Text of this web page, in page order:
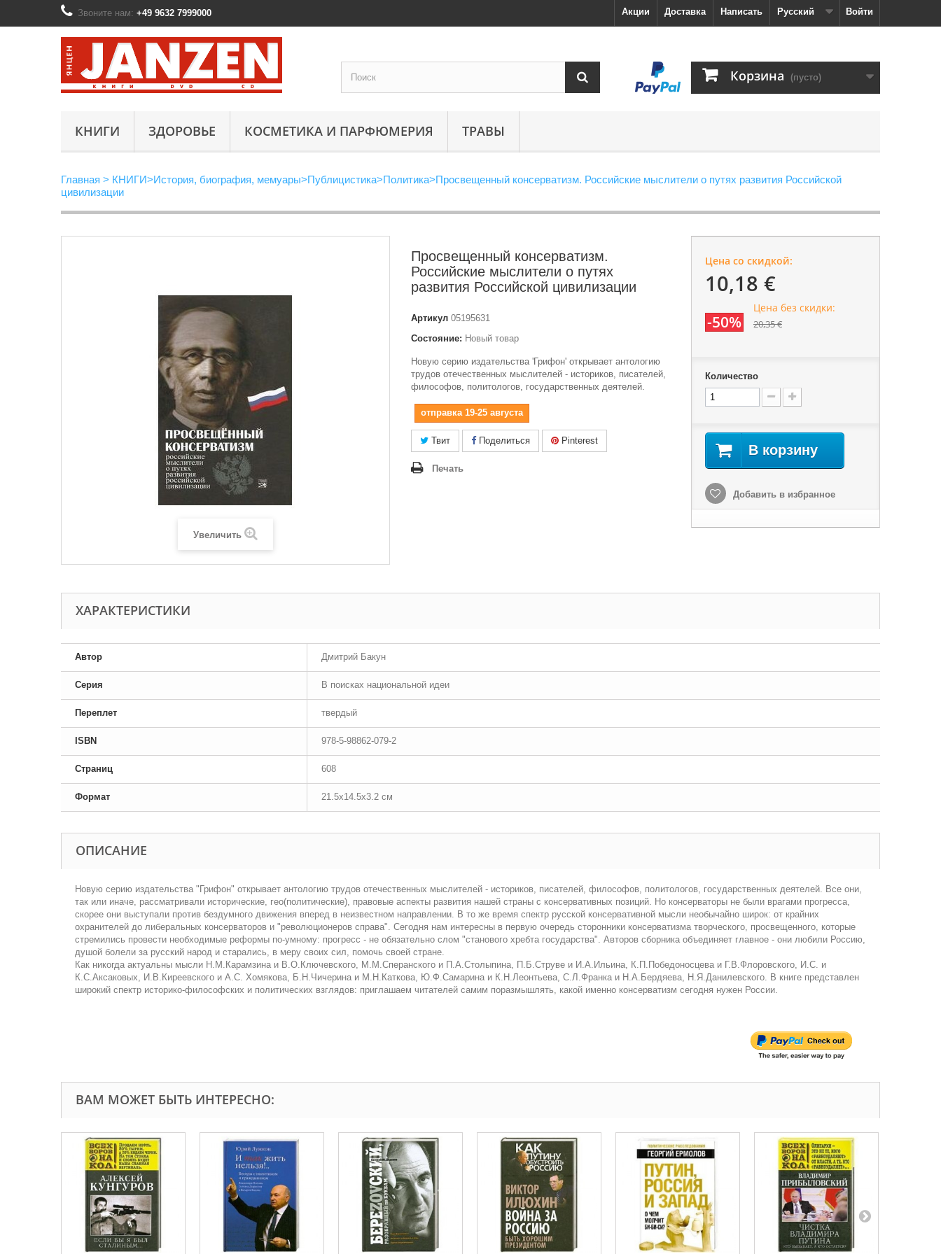
Войти
Русский
Написать
Доставка
Акции
Звоните нам: +49 9632 7999000
Корзина (пусто)
КНИГИ ЗДОРОВЬЕ КОСМЕТИКА И ПАРФЮМЕРИЯ ТРАВЫ
Главная > КНИГИ>История, биография, мемуары>Публицистика>Политика>Просвещенный консерватизм. Российские мыслители о путях развития Российской
цивилизации
Увеличить
Просвещенный консерватизм.
Российские мыслители о путях
развития Российской цивилизации
Артикул 05195631
Состояние: Новый товар
Новую серию издательства 'Грифон' открывает антологию
трудов отечественных мыслителей - историков, писателей,
философов, политологов, государственных деятелей.
отправка 19-25 августа
Твит Поделиться Pinterest
Печать
Цена со скидкой:
10,18 €
-50%
Цена без скидки:
20,35 €
Количество
В корзину
Добавить в избранное
ХАРАКТЕРИСТИКИ
Автор Дмитрий Бакун
Серия В поисках национальной идеи
Переплет твердый
ISBN 978-5-98862-079-2
Страниц 608
Формат 21.5x14.5x3.2 см
ОПИСАНИЕ
Новую серию издательства "Грифон" открывает антологию трудов отечественных мыслителей - историков, писателей, философов, политологов, государственных деятелей. Все они,
так или иначе, рассматривали исторические, гео(политические), правовые аспекты развития нашей страны с консервативных позиций. Но консерваторы не были врагами прогресса,
скорее они выступали против бездумного движения вперед в неизвестном направлении. В то же время спектр русской консервативной мысли необычайно широк: от крайних
охранителей до либеральных консерваторов и "революционеров справа". Сегодня нам интересны в первую очередь сторонники консерватизма творческого, просвещенного, которые
стремились провести необходимые реформы по-умному: прогресс - не обязательно слом "станового хребта государства". Авторов сборника объединяет главное - они любили Россию,
душой болели за русский народ и старались, в меру своих сил, помочь своей стране.
Как никогда актуальны мысли Н.М.Карамзина и В.О.Ключевского, М.М.Сперанского и П.А.Столыпина, П.Б.Струве и И.А.Ильина, К.П.Победоносцева и Г.В.Флоровского, И.С. и
К.С.Аксаковых, И.В.Киреевского и А.С. Хомякова, Б.Н.Чичерина и М.Н.Каткова, Ю.Ф.Самарина и К.Н.Леонтьева, С.Л.Франка и Н.А.Бердяева, Н.Я.Данилевского. В книге представлен
широкий спектр историко-философских и политических взглядов: приглашаем читателей самим поразмышлять, какой именно консерватизм сегодня нужен России.
ВАМ МОЖЕТ БЫТЬ ИНТЕРЕСНО: